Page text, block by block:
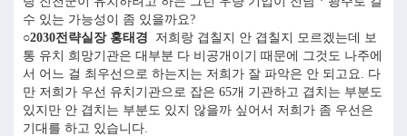
수 있는 가능성이 좀 있을까요?
○2030전략실장 홍태경 저희랑 겹칠지 안 겹칠지 모르겠는데 보
통 유치 희망기관은 대부분 다 비공개이기 때문에 그것도 나주에
서 어느 걸 최우선으로 하는지는 저희가 잘 파악은 안 되고요. 다
만 저희가 우선 유치기관으로 잡은 65개 기관하고 겹치는 부분도
있지만 안 겹치는 부분도 있지 않을까 싶어서 저희가 좀 우선은
기대를 하고 있습니다.